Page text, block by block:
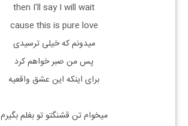
then I’ll say I will wait
cause this is pure love
میدونم که خیلی ترسیدی
پس من صبر خواهم کرد
برای اینکه این عشق واقعیه
میخوام تن قشنگتو تو بغلم بگیرم